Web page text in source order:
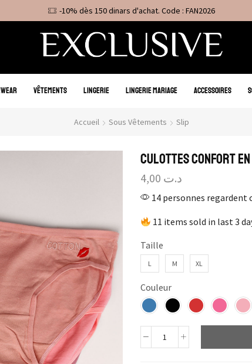
-10% dès 150 dinars d'achat. Code : FAN2026
VÊTEMENTS LINGERIE LINGERIE MARIAGE ACCESSOIRES
Accueil Sous Vêtements Slip
Culottes Confort en
د.ت
14 personnes regardent
11 items sold in last 3
Taille
L M XL
Couleur